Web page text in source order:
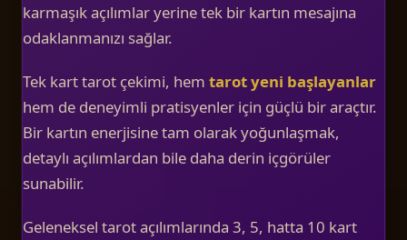
karmaşık açılımlar yerine tek bir kartın mesajına
odaklanmanızı sağlar.
Tek kart tarot çekimi, hem tarot yeni başlayanlar
hem de deneyimli pratisyenler için güçlü bir araçtır.
Bir kartın enerjisine tam olarak yoğunlaşmak,
detaylı açılımlardan bile daha derin içgörüler
sunabilir.
Geleneksel tarot açılımlarında 3, 5, hatta 10 kart